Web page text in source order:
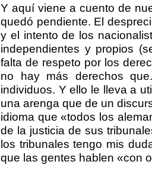
Y aquí viene a cuento de
quedó pendiente. El
y el intento de los
independientes y propios
falta de respeto por los
no hay más derechos
individuos. Y ello le lleva a
una arenga que de un
idioma que «todos los
de la justicia de sus
los tribunales tengo mis
que las gentes hablen «con